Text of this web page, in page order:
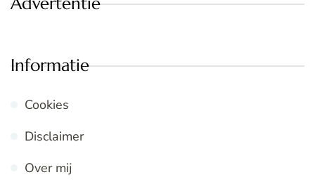
Informatie
Cookies
Disclaimer
Over mij